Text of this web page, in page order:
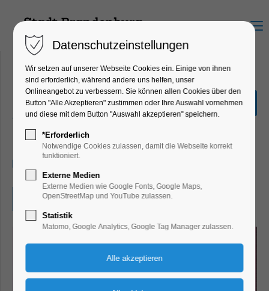
Menu
Manga-und Comic-
Zeichenwettbewerb
Kinder, Jugend, Kunst, Mitmach-Aktion
Eintritt frei
Datenschutzeinstellungen
Wir setzen auf unserer Webseite Cookies ein. Einige von ihnen
sind erforderlich, während andere uns helfen, unser
Onlineangebot zu verbessern. Sie können allen Cookies über den
Button "Alle Akzeptieren" zustimmen oder Ihre Auswahl vornehmen
und diese mit dem Button "Auswahl akzeptieren" speichern.
*Erforderlich
Notwendige Cookies zulassen, damit die Webseite korrekt
funktioniert.
Externe Medien
Externe Medien wie Google Fonts, Google Maps,
OpenStreetMap und YouTube zulassen.
Statistik
Matomo, Google Analytics, Google Tag Manager zulassen.